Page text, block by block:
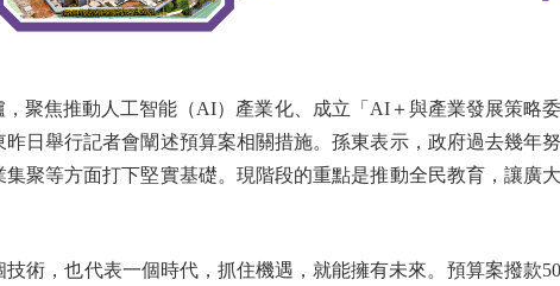
焦推動人工智能（AI）產業化、成立「AI＋與產業發展策略委
日舉行記者會闡述預算案相關措施。孫東表示，政府過去幾年
聚等方面打下堅實基礎。現階段的重點是推動全民教育，讓廣
，也代表一個時代，抓住機遇，就能擁有未來。預算案撥款